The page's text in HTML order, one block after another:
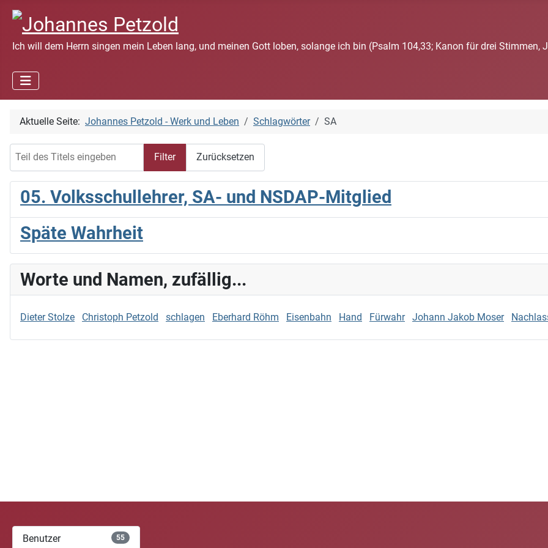
Ich will dem Herrn singen mein Leben lang, und meinen Gott loben, solange ich bin (Psalm 104,33; Kanon für drei Stimmen,
Aktuelle Seite: Johannes Petzold - Werk und Leben Schlagwörter SA
Filter Zurücksetzen
05. Volksschullehrer, SA- und NSDAP-Mitglied
Späte Wahrheit
Worte und Namen, zufällig...
Dieter Stolze Christoph Petzold schlagen Eberhard Röhm Eisenbahn Hand Fürwahr Johann Jakob Moser
Benutzer 55